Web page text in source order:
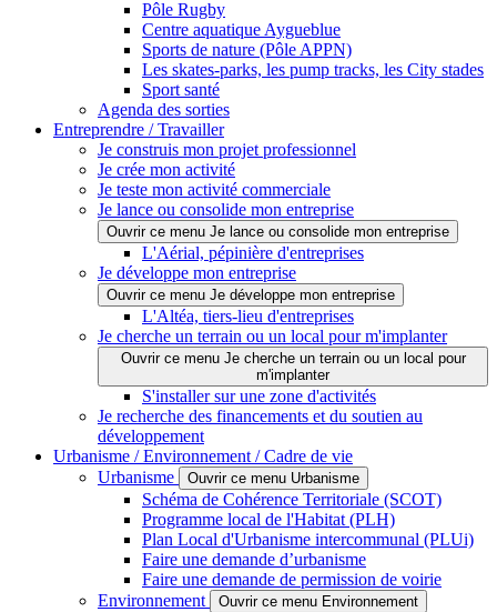
Pôle Rugby
Centre aquatique Aygueblue
Sports de nature (Pôle APPN)
Les skates-parks, les pump tracks, les City stades
Sport santé
Agenda des sorties
Entreprendre / Travailler
Je construis mon projet professionnel
Je crée mon activité
Je teste mon activité commerciale
Je lance ou consolide mon entreprise
Ouvrir ce menu Je lance ou consolide mon entreprise
L'Aérial, pépinière d'entreprises
Je développe mon entreprise
Ouvrir ce menu Je développe mon entreprise
L'Altéa, tiers-lieu d'entreprises
Je cherche un terrain ou un local pour m'implanter
Ouvrir ce menu Je cherche un terrain ou un local pour
m'implanter
S'installer sur une zone d'activités
Je recherche des financements et du soutien au
développement
Urbanisme / Environnement / Cadre de vie
Urbanisme
Ouvrir ce menu Urbanisme
Schéma de Cohérence Territoriale (SCOT)
Programme local de l'Habitat (PLH)
Plan Local d'Urbanisme intercommunal (PLUi)
Faire une demande d’urbanisme
Faire une demande de permission de voirie
Environnement
Ouvrir ce menu Environnement